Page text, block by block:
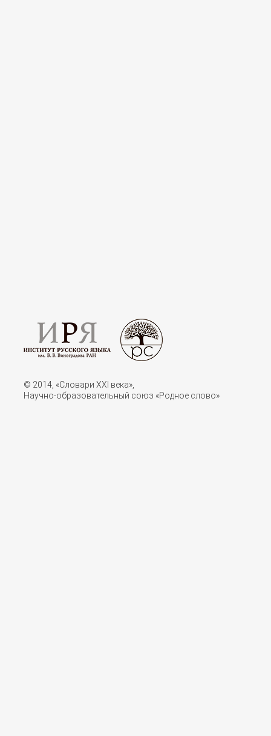
© 2014, «Словари XXI векa»,
Научно-образовательный союз «Родное слово»